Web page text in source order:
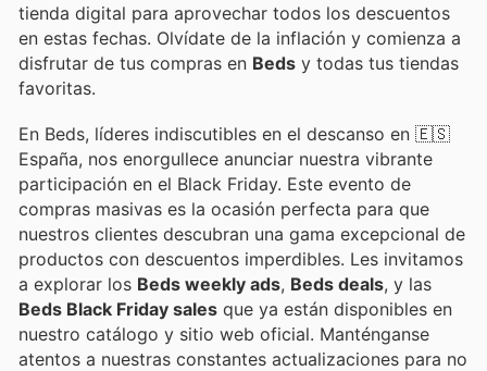
tienda digital para aprovechar todos los descuentos
en estas fechas. Olvídate de la inflación y comienza a
disfrutar de tus compras en Beds y todas tus tiendas
favoritas.
En Beds, líderes indiscutibles en el descanso en 🇪🇸
España, nos enorgullece anunciar nuestra vibrante
participación en el Black Friday. Este evento de
compras masivas es la ocasión perfecta para que
nuestros clientes descubran una gama excepcional de
productos con descuentos imperdibles. Les invitamos
a explorar los Beds weekly ads, Beds deals, y las
Beds Black Friday sales que ya están disponibles en
nuestro catálogo y sitio web oficial. Manténganse
atentos a nuestras constantes actualizaciones para no